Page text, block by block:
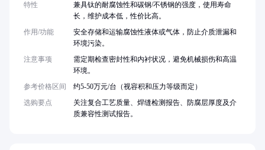
特性
兼具钛的耐腐蚀性和碳钢/不锈钢的强度，使用寿命
长，维护成本低，性价比高。
作用/功能
安全存储和运输腐蚀性液体或气体，防止介质泄漏和
环境污染。
注意事项
需定期检查密封性和内衬状况，避免机械损伤和高温
环境。
参考价格区间
约5-50万元/台（视容积和压力等级而定）
选购要点
关注复合工艺质量、焊缝检测报告、防腐层厚度及介
质兼容性测试报告。